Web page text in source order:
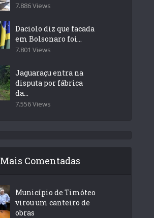
7.886 Views
Daciolo diz que facada
em Bolsonaro foi...
7.801 Views
Jaguaraçu entra na
disputa por fábrica
da...
7.556 Views
Mais Comentadas
Município de Timóteo
virou um canteiro de
obras